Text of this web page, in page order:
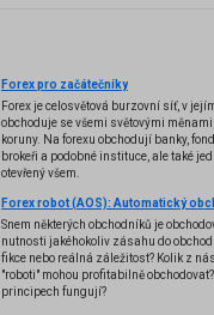
Forex pro začátečníky
Forex je celosvětová burzovní síť, v
obchoduje se všemi světovými
koruny. Na forexu obchodují banky,
brokeři a podobné instituce, ale také
otevřený všem.
Snem některých obchodníků je
nutnosti jakéhokoliv zásahu do
fikce nebo reálná záležitost? Kolik z
"roboti" mohou profitabilně
principech fungují?